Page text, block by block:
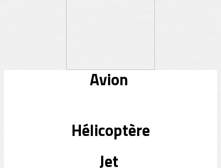
Avion
Hélicoptère
Jet